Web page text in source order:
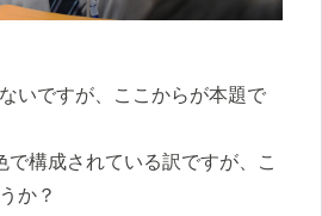
いですが、ここからが本題で
で構成されている訳ですが、こ
か？